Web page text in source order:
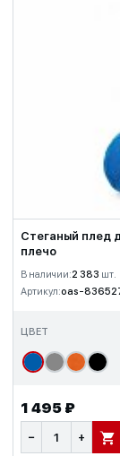
Стеганый плед
плечо
В наличии:2 383 шт.
Артикул:oas-
ЦВЕТ
1 495 ₽
− + В